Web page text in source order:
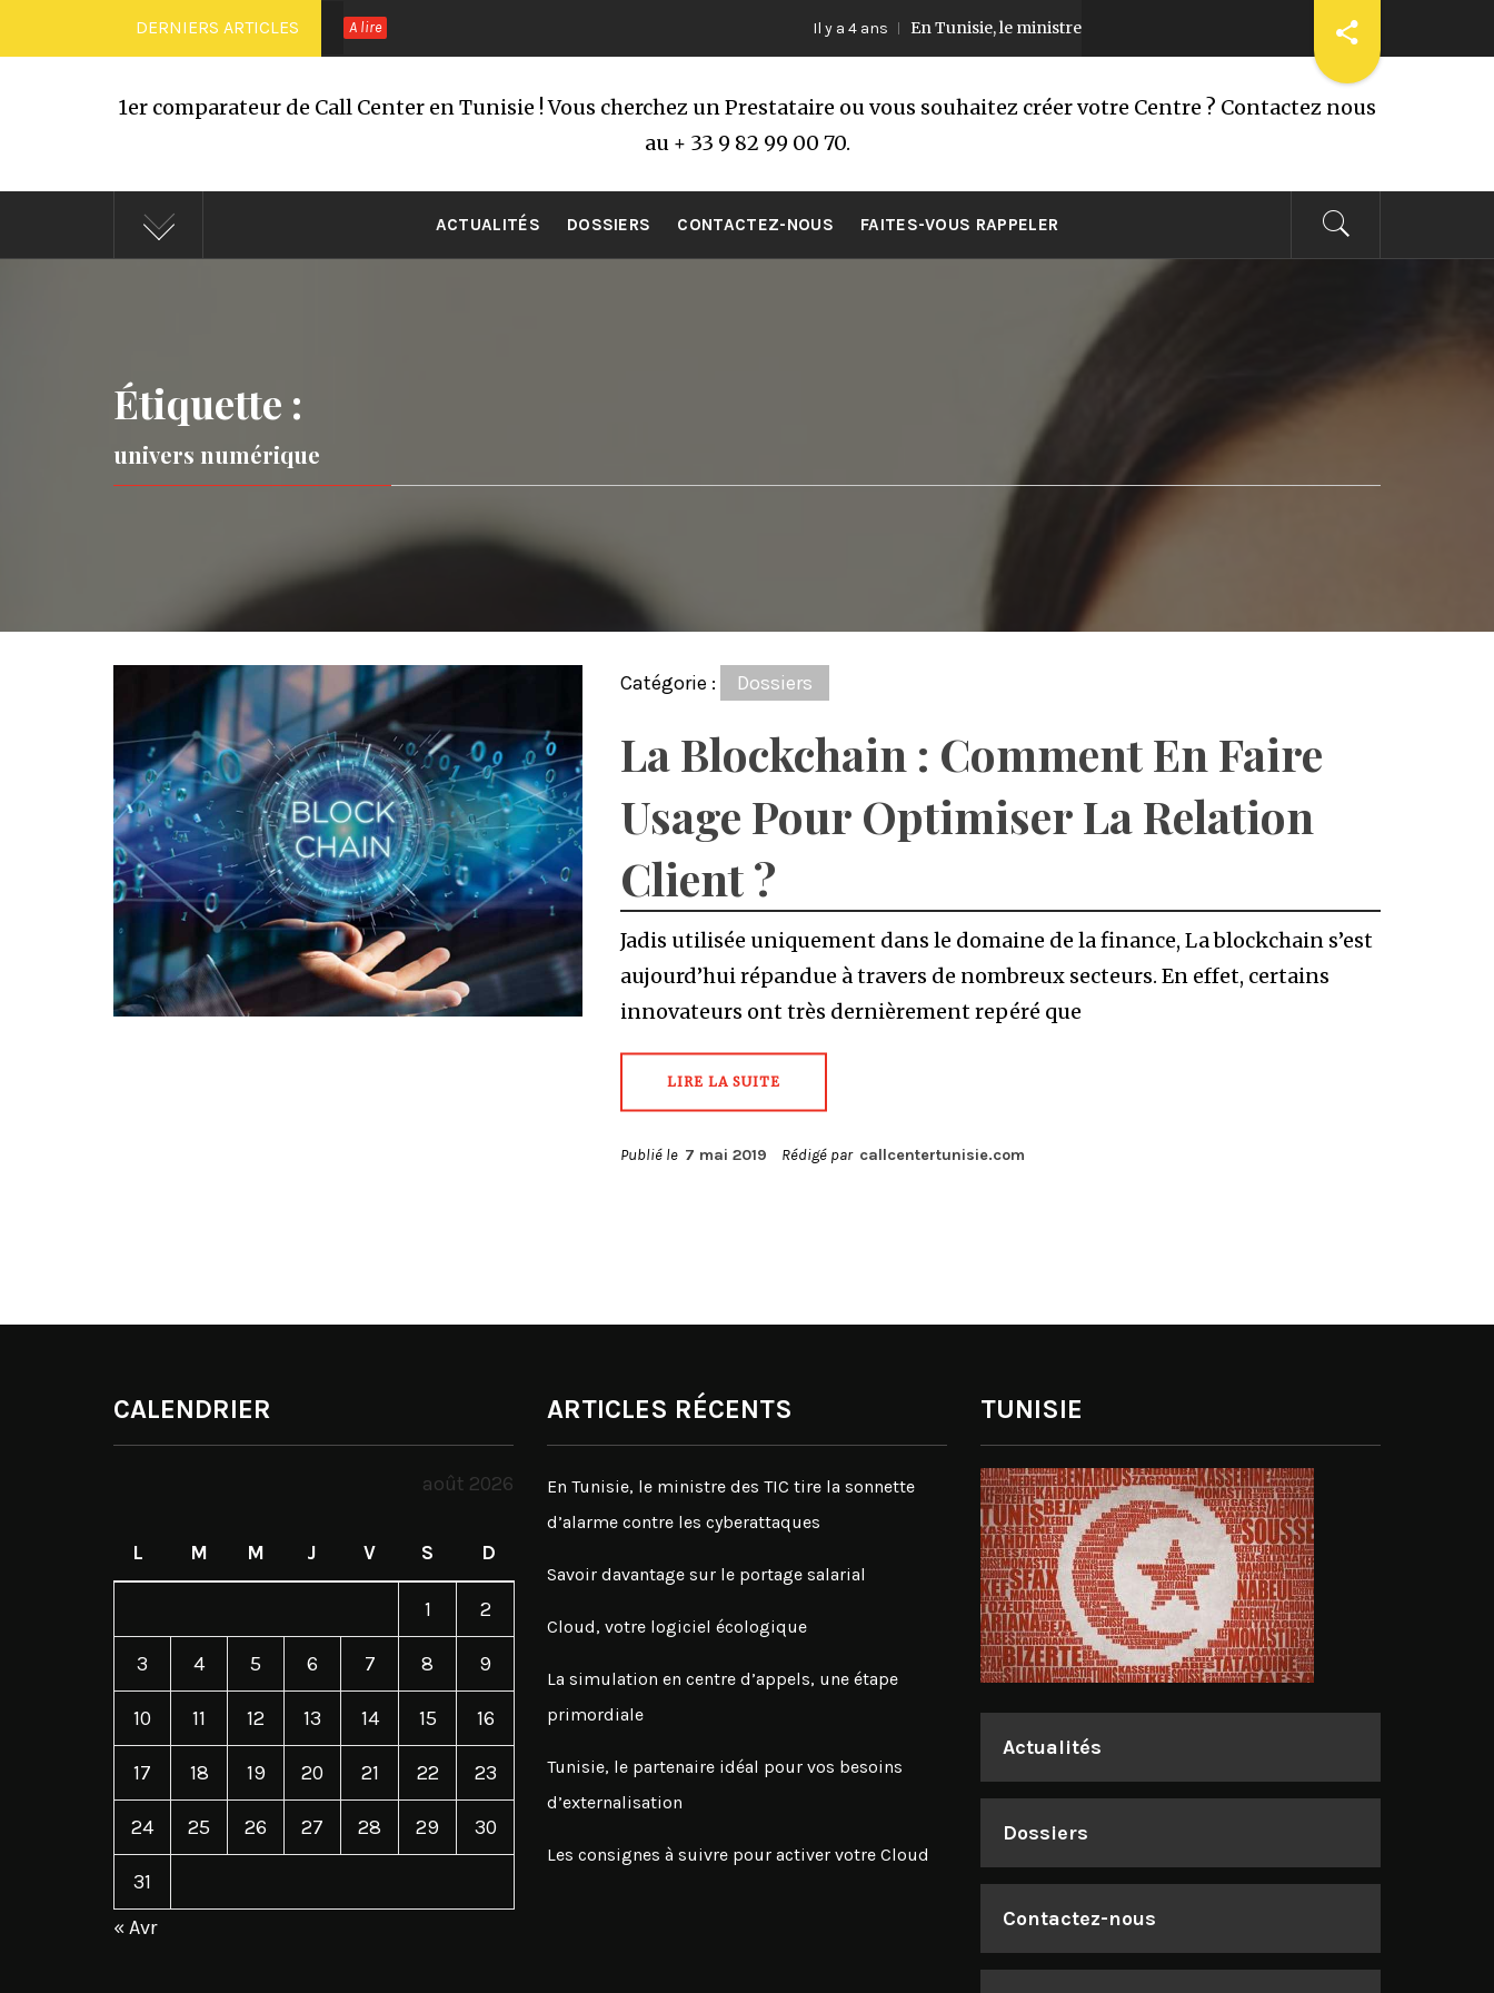
au
DERNIERS ARTICLES A lire Il y a 4 ans En Tunisie, le ministre des TIC tire la sonnette d’alarme contre les cyberattaques
1er comparateur de Call Center en Tunisie ! Vous cherchez un Prestataire ou vous souhaitez créer votre Centre ? Contactez nous
au + 33 9 82 99 00 70.
ACTUALITÉS DOSSIERS CONTACTEZ-NOUS FAITES-VOUS RAPPELER
Étiquette :
univers numérique
Catégorie : Dossiers
La Blockchain : Comment En Faire
Usage Pour Optimiser La Relation
Client ?
Jadis utilisée uniquement dans le domaine de la finance, La blockchain s’est
aujourd’hui répandue à travers de nombreux secteurs. En effet, certains
innovateurs ont très dernièrement repéré que
LIRE LA SUITE
Publié le 7 mai 2019 Rédigé par callcentertunisie.com
CALENDRIER
août 2026
L M M J V S D
1 2
3 4 5 6 7 8 9
10 11 12 13 14 15 16
17 18 19 20 21 22 23
24 25 26 27 28 29 30
31
« Avr
ARTICLES RÉCENTS
En Tunisie, le ministre des TIC tire la sonnette
d’alarme contre les cyberattaques
Savoir davantage sur le portage salarial
Cloud, votre logiciel écologique
La simulation en centre d’appels, une étape
primordiale
Tunisie, le partenaire idéal pour vos besoins
d’externalisation
Les consignes à suivre pour activer votre Cloud
TUNISIE
Actualités
Dossiers
Contactez-nous